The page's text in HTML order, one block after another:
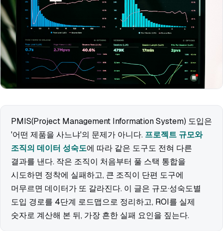
PMIS(Project Management Information System) 도입은
'어떤 제품을 사느냐'의 문제가 아니다. 프로젝트 규모와
조직의 데이터 성숙도에 따라 같은 도구도 전혀 다른
결과를 낸다. 작은 조직이 처음부터 풀 스택 통합을
시도하면 정착에 실패하고, 큰 조직이 단편 도구에
머무르면 데이터가 또 갈라진다. 이 글은 규모·성숙도별
도입 경로를 4단계 로드맵으로 정리하고, ROI를 실제
숫자로 계산해 본 뒤, 가장 흔한 실패 요인을 짚는다.